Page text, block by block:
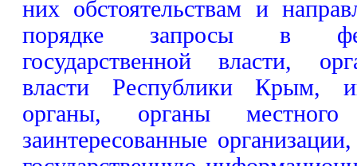
них обстоятельствам и
порядке запросы в
государственной власти,
власти Республики Крым,
органы, органы
заинтересованные